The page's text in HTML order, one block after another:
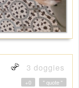
3 doggies
" quote "
+0